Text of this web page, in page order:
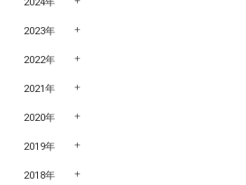
2023年
2022年
2021年
2020年
2019年
2018年